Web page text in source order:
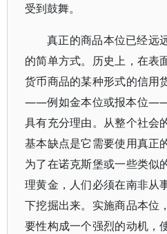
受到鼓舞。
真正的商品本位已经远
的简单方式。历史上，在表
货币商品的某种形式的信用
——例如金本位或报本位——
具有充分理由。从整个社会
基本缺点是它需要使用真正
为了在诺克斯堡或一些类似
理黄金，人们必须在南非从
下挖掘出来。实施商品本位
要性构成一个强烈的动机，